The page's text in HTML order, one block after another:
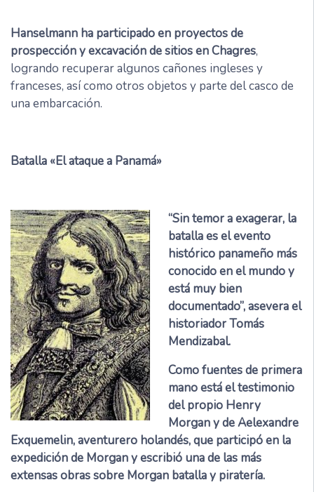
Hanselmann ha participado en proyectos de
prospección y excavación de sitios en Chagres,
logrando recuperar algunos cañones ingleses y
franceses, así como otros objetos y parte del casco de
una embarcación.
Batalla «El ataque a Panamá»
“Sin temor a exagerar, la
batalla es el evento
histórico panameño más
conocido en el mundo y
está muy bien
documentado”, asevera el
historiador Tomás
Mendizabal.
Como fuentes de primera
mano está el testimonio
del propio Henry
Morgan y de Aelexandre
Exquemelin, aventurero holandés, que participó en la
expedición de Morgan y escribió una de las más
extensas obras sobre Morgan batalla y piratería.